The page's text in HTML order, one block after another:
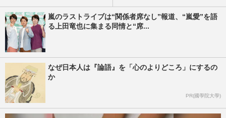
嵐のラストライブは“関係者席なし”報道、“嵐愛”を語
る上田竜也に集まる同情と“席...
なぜ日本人は『論語』を「心のよりどころ」にするの
か
PR(國學院大學)